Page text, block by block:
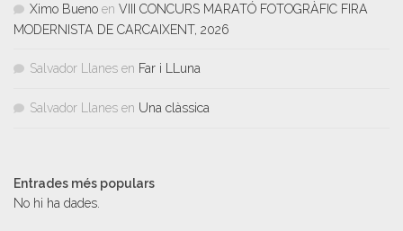
Ximo Bueno en VIII CONCURS MARATÓ FOTOGRÀFIC FIRA
MODERNISTA DE CARCAIXENT, 2026
Salvador Llanes en Far i LLuna
Salvador Llanes en Una clàssica
Entrades més populars
No hi ha dades.